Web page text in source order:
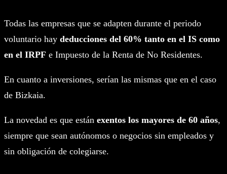
Todas las empresas que se adapten durante el periodo
voluntario hay deducciones del 60% tanto en el IS como
en el IRPF e Impuesto de la Renta de No Residentes.
En cuanto a inversiones, serían las mismas que en el caso
de Bizkaia.
La novedad es que están exentos los mayores de 60 años,
siempre que sean autónomos o negocios sin empleados y
sin obligación de colegiarse.